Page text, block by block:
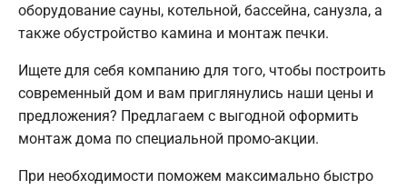
оборудование сауны, котельной, бассейна, санузла, а
также обустройство камина и монтаж печки.
Ищете для себя компанию для того, чтобы построить
современный дом и вам приглянулись наши цены и
предложения? Предлагаем с выгодной оформить
монтаж дома по специальной промо-акции.
При необходимости поможем максимально быстро